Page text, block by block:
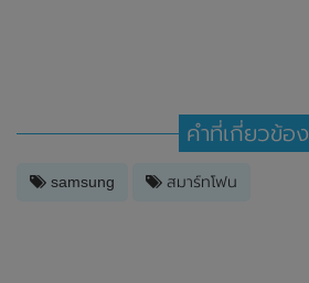
คำที่เกี่ยวข้อง
samsung สมาร์ทโฟน